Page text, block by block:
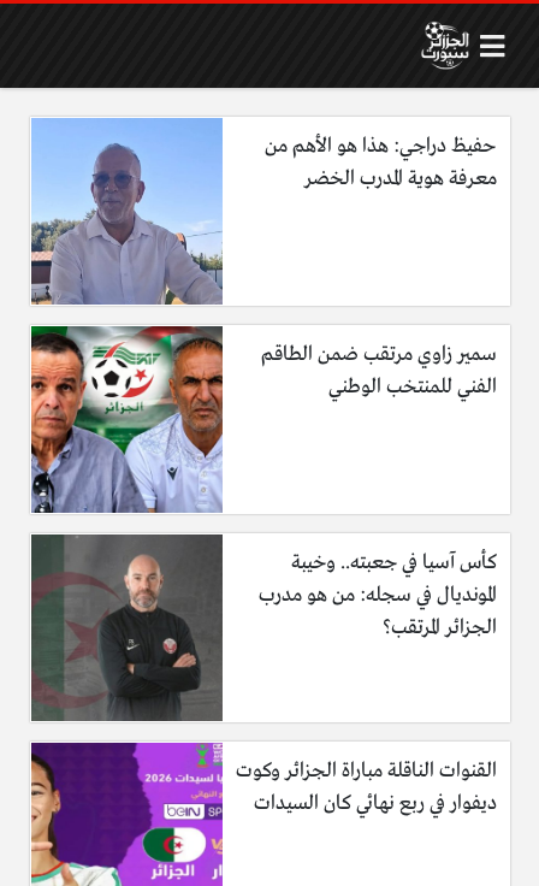
حفيظ دراجي: هذا هو الأهم من
معرفة هوية المدرب الخضر
سمير زاوي مرتقب ضمن الطاقم
الفني للمنتخب الوطني
كأس آسيا في جعبته.. وخيبة
المونديال في سجله: من هو مدرب
الجزائر المرتقب؟
القنوات الناقلة مباراة الجزائر وكوت
ديفوار في ربع نهائي كان السيدات